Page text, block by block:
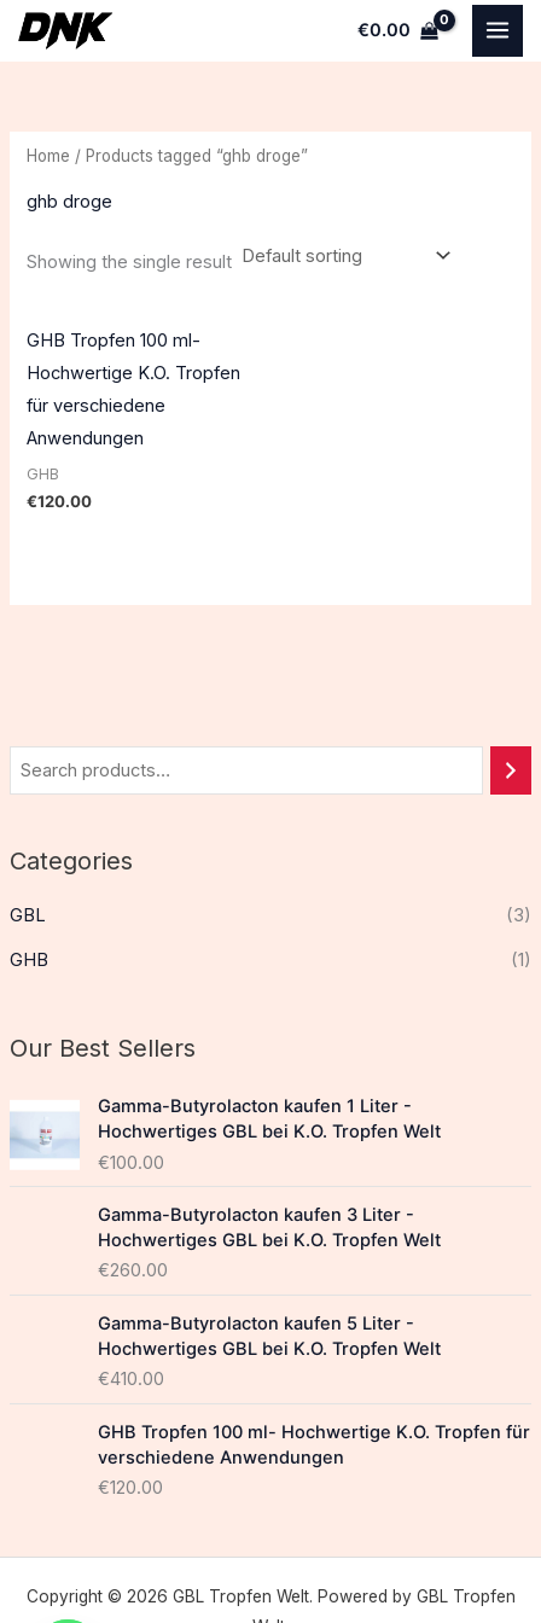
Skip
€0.00
Categories
GBL (3)
GHB (1)
Our Best Sellers
Gamma-Butyrolacton kaufen 1 Liter -
Hochwertiges GBL bei K.O. Tropfen Welt
€100.00
Gamma-Butyrolacton kaufen 3 Liter -
Hochwertiges GBL bei K.O. Tropfen Welt
€260.00
Gamma-Butyrolacton kaufen 5 Liter -
Hochwertiges GBL bei K.O. Tropfen Welt
€410.00
GHB Tropfen 100 ml- Hochwertige K.O. Tropfen für
verschiedene Anwendungen
€120.00
Home / Products tagged “ghb droge”
ghb droge
Showing the single result
GHB Tropfen 100 ml-
Hochwertige K.O. Tropfen
für verschiedene
Anwendungen
GHB
€120.00
Copyright © 2026 GBL Tropfen Welt. Powered by GBL Tropfen